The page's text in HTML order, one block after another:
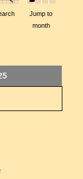
Jump to
month